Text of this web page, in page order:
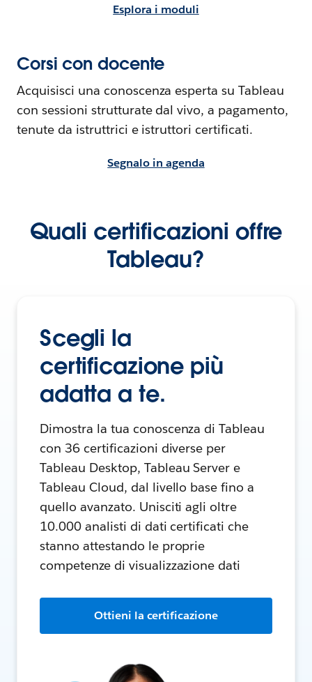
Esplora i moduli
Corsi con docente
Acquisisci una conoscenza esperta su Tableau
con sessioni strutturate dal vivo, a pagamento,
tenute da istruttrici e istruttori certificati.
Segnalo in agenda
Quali certificazioni offre
Tableau?
Scegli la
certificazione più
adatta a te.
Dimostra la tua conoscenza di Tableau
con 36 certificazioni diverse per
Tableau Desktop, Tableau Server e
Tableau Cloud, dal livello base fino a
quello avanzato. Unisciti agli oltre
10.000 analisti di dati certificati che
stanno attestando le proprie
competenze di visualizzazione dati
Ottieni la certificazione